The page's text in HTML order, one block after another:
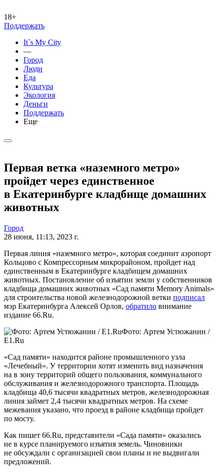
18+
Поддержать
It`s My City
—
Город
Люди
Еда
Культура
Экология
Деньги
Поддержать
Еще
Первая ветка «наземного метро»
пройдет через единственное
в Екатеринбурге кладбище домашних
животных
Город
28 июня, 11:13, 2023 г.
Первая линия «наземного метро», которая соединит аэропорт
Кольцово с Компрессорным микрорайоном, пройдет над
единственным в Екатеринбурге кладбищем домашних
животных. Постановление об изъятии земли у собственников
кладбища домашних животных «Сад памяти Memory Animals»
для строительства новой железнодорожной ветки подписал
мэр Екатеринбурга Алексей Орлов, обратило внимание
издание 66.Ru.
Фото: Артем Устюжанин /
E1.Ru
«Сад памяти» находится районе промышленного узла
«Лечебный». У территории хотят изменить вид назначения
на в зону территорий общего пользования, коммунального
обслуживания и железнодорожного транспорта. Площадь
кладбища 40,6 тысячи квадратных метров, железнодорожная
линия займет 2,4 тысячи квадратных метров. На схеме
межевания указано, что проезд в районе кладбища пройдет
по мосту.
Как пишет 66.Ru, представители «Сада памяти» оказались
не в курсе планируемого изъятия земель. Чиновники
не обсуждали с организацией свои планы и не выдвигали
предложений.